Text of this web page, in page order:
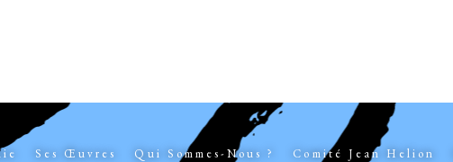
Ses Œuvres Qui Sommes-Nous ? Comité Jean Helion